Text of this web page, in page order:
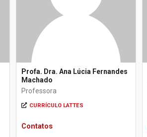
Profa. Dra. Ana Lúcia Fernandes
Machado
Professora
CURRÍCULO LATTES
Contatos